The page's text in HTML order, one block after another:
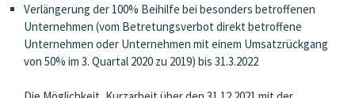
Verlängerung der 100% Beihilfe bei besonders betroffenen
Unternehmen (vom Betretungsverbot direkt betroffene
Unternehmen oder Unternehmen mit einem Umsatzrückgang
von 50% im 3. Quartal 2020 zu 2019) bis 31.3.2022